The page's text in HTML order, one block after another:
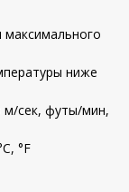
максимального
ниже
м/сек, футы/мин,
°F